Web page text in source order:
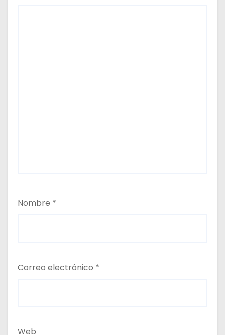
Nombre *
Correo electrónico *
Web